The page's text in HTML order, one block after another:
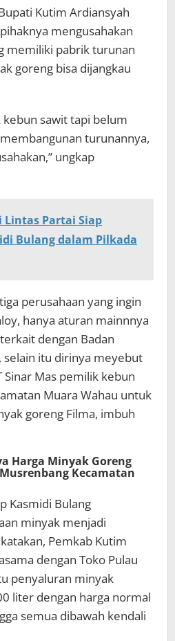
Kutim Ardiansyah
mengusahakan
memiliki pabrik turunan
goreng bisa dijangkau
kebun sawit tapi belum
turunannya,
ungkap
Lintas Partai Siap
Bulang dalam Pilkada
perusahaan yang ingin
hanya aturan mainnnya
dengan Badan
selain itu dirinya meyebut
Sinar Mas pemilik kebun
Muara Wahau untuk
goreng Filma, imbuh
Harga Minyak Goreng
Kecamatan
Kasmidi Bulang
minyak menjadi
Pemkab Kutim
dengan Toko Pulau
penyaluran minyak
liter dengan harga normal
semua dibawah kendali